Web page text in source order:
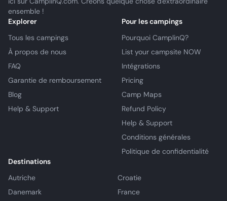
ensemble !
Explorer
Tous les campings
À propos de nous
FAQ
Garantie de remboursement
Blog
Help & Support
Pour les campings
Pourquoi CamplinQ?
List your campsite NOW
Intégrations
Pricing
Camp Maps
Refund Policy
Help & Support
Conditions générales
Politique de confidentialité
Destinations
Autriche
Croatie
Danemark
France